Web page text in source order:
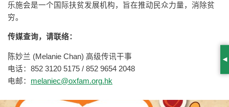
乐施会是一个国际扶贫发展机构，旨在推动民众力量，消除贫
穷。
传媒查询，请联络：
陈妙兰 (Melanie Chan) 高级传讯干事
电话：852 3120 5175 / 852 9654 2048
电邮： melaniec@oxfam.org.hk